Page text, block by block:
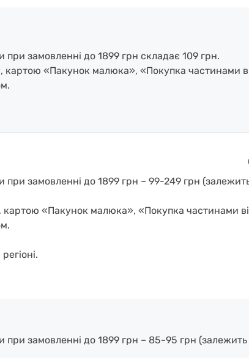
при замовленні до 1899 грн складає 109 грн.
картою «Пакунок малюка», «Покупка частинами
замовленні до 1899 грн – 99-249 грн (залежить
картою «Пакунок малюка», «Покупка частинами
замовленні до 1899 грн – 85-95 грн (залежить